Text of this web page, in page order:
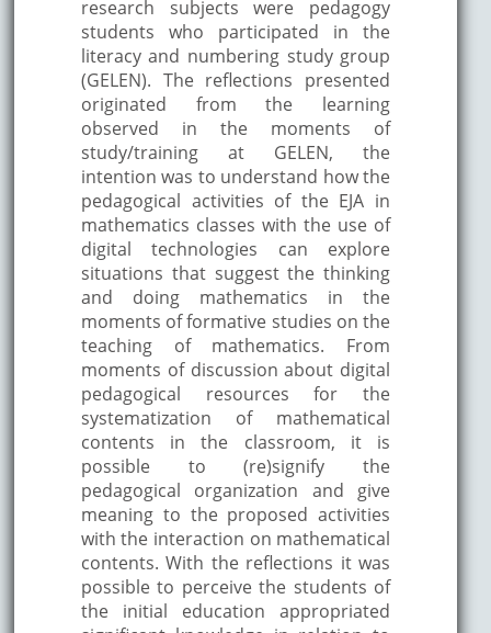
research subjects were pedagogy
students who participated in the
literacy and numbering study group
(GELEN). The reflections presented
originated from the learning
observed in the moments of
study/training at GELEN, the
intention was to understand how the
pedagogical activities of the EJA in
mathematics classes with the use of
digital technologies can explore
situations that suggest the thinking
and doing mathematics in the
moments of formative studies on the
teaching of mathematics. From
moments of discussion about digital
pedagogical resources for the
systematization of mathematical
contents in the classroom, it is
possible to (re)signify the
pedagogical organization and give
meaning to the proposed activities
with the interaction on mathematical
contents. With the reflections it was
possible to perceive the students of
the initial education appropriated